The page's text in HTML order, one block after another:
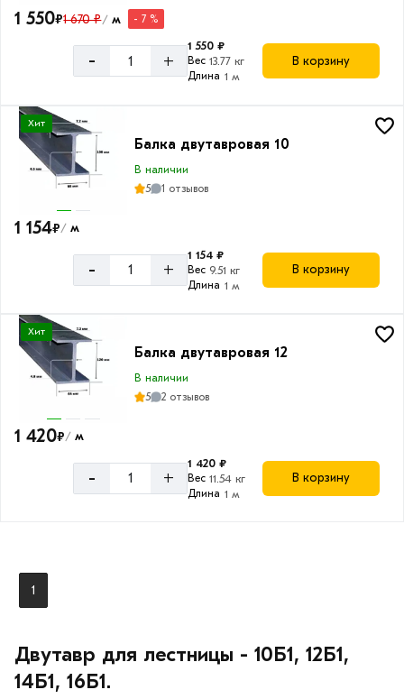
1 550₽1 670 ₽/ м - 7 %
- +
1 550 ₽
Вес 13.77 кг
Длина 1 м
В корзину
Хит
Балка двутавровая 10
В наличии
5
1 отзывов
1 154₽/ м
- +
1 154 ₽
Вес 9.51 кг
Длина 1 м
В корзину
Хит
Балка двутавровая 12
В наличии
5
2 отзывов
1 420₽/ м
- +
1 420 ₽
Вес 11.54 кг
Длина 1 м
В корзину
1
Двутавр для лестницы - 10Б1, 12Б1,
14Б1, 16Б1.